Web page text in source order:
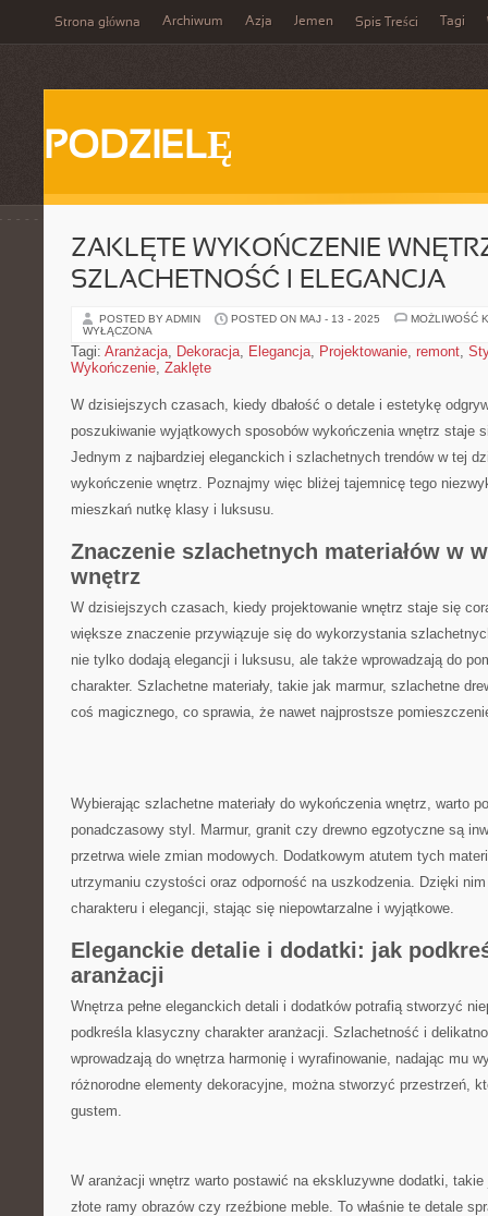
Strona główna Archiwum Azja Jemen Spis Treści Tagi
PODZIELĘ
ZAKLĘTE WYKOŃCZENIE
SZLACHETNOŚĆ I ELEGANCJA
POSTED BY ADMIN POSTED ON MAJ - 13 - 2025
MOŻLIWOŚĆ
WYŁĄCZONA
Tagi: Aranżacja, Dekoracja, Elegancja, Projektowanie, remont,
Wykończenie, Zaklęte
W dzisiejszych czasach, kiedy dbałość o detale i estetykę
poszukiwanie wyjątkowych ‌sposobów wykończenia wnętrz staje⁣
Jednym ‌z najbardziej eleganckich⁢ i⁣ szlachetnych ‍trendów w tej
wykończenie wnętrz. Poznajmy ‌więc bliżej tajemnicę tego
mieszkań nutkę ⁤klasy i luksusu.
Znaczenie szlachetnych materiałów w
wnętrz
W dzisiejszych czasach, kiedy projektowanie ​wnętrz staje się
większe znaczenie przywiązuje się do wykorzystania
nie tylko dodają ⁤elegancji ​i luksusu, ale także wprowadzają ⁢do
charakter. Szlachetne materiały, takie jak marmur, szlachetne
⁤coś magicznego, co sprawia, że nawet najprostsze
Wybierając szlachetne⁢ materiały ⁤do⁣ wykończenia ​wnętrz, warto
ponadczasowy​ styl. Marmur, granit czy‌ drewno‍ egzotyczne są
przetrwa wiele‍ zmian modowych. Dodatkowym atutem tych
utrzymaniu czystości oraz ⁣odporność ⁤na uszkodzenia. Dzięki
charakteru i elegancji, stając się niepowtarzalne i wyjątkowe.
Eleganckie detalie i dodatki:‍ jak
aranżacji
Wnętrza pełne eleganckich detali⁢ i dodatków ⁣potrafią stworzyć
podkreśla klasyczny charakter aranżacji. Szlachetność i
wprowadzają do wnętrza harmonię i wyrafinowanie, nadając mu
różnorodne elementy ​dekoracyjne, można stworzyć przestrzeń,
gustem.
W aranżacji wnętrz warto postawić‌ na ekskluzywne dodatki, takie
złote ramy obrazów czy rzeźbione meble. To ‍właśnie te detale